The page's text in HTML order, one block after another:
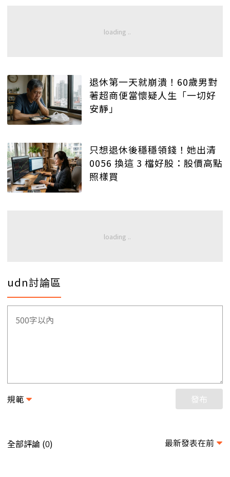
退休第一天就崩潰！60歲男對
著超商便當懷疑人生「一切好
安靜」
只想退休後穩穩領錢！她出清
0056 換這 3 檔好股：股價高點
照樣買
udn討論區
規範 發布
全部評論 (0) 最新發表在前